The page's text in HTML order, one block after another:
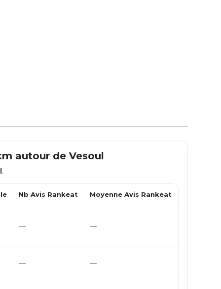
autour de Vesoul
.
Nb Avis Rankeat Moyenne Avis Rankeat
— —
— —